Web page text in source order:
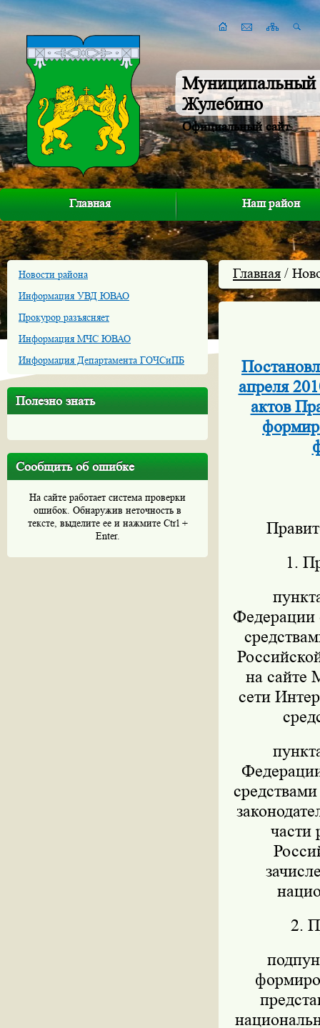
Муниципальный
Жулебино
Официальный сайт
Главная Наш район
Новости района
Информация УВД ЮВАО
Прокурор разъясняет
Информация МЧС ЮВАО
Информация Департамента ГОЧСиПБ
Полезно знать
Сообщить об ошибке
На сайте работает система проверки
ошибок. Обнаружив неточность в
тексте, выделите ее и нажмите Ctrl +
Enter.
Главная /
апреля
актов
1.
Федерации
на сайте
сети
части
2.